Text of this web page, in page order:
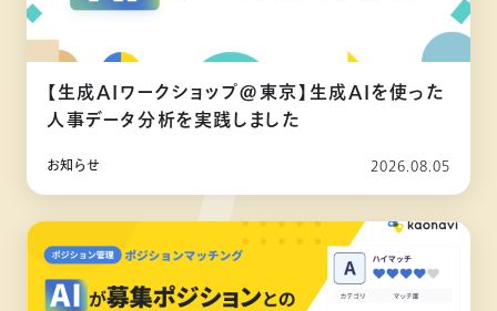
【生成AIワークショップ@東京】生成AIを使った
人事データ分析を実践しました
お知らせ 2026.08.05